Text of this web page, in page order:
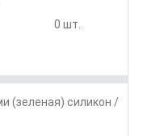
0 шт.
(зеленая) силикон /